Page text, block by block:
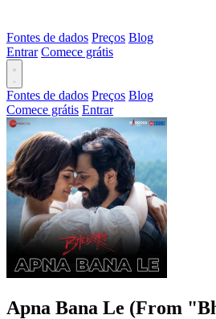
Fontes de dados Preços Blog
Entrar Comece grátis
Fontes de dados Preços Blog
Comece grátis Entrar
Apna Bana Le (From